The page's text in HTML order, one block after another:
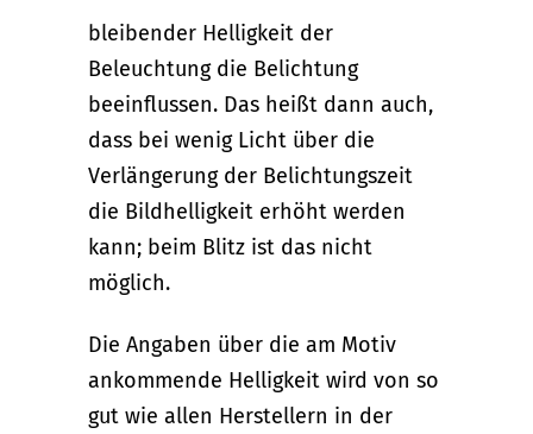
bleibender Helligkeit der
Beleuchtung die Belichtung
beeinflussen. Das heißt dann auch,
dass bei wenig Licht über die
Verlängerung der Belichtungszeit
die Bildhelligkeit erhöht werden
kann; beim Blitz ist das nicht
möglich.
Die Angaben über die am Motiv
ankommende Helligkeit wird von so
gut wie allen Herstellern in der